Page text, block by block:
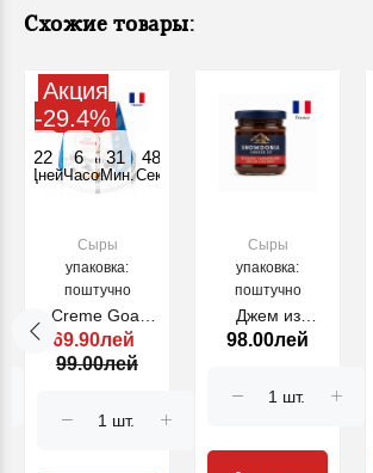
Схожие товары:
22
Дней
6
Часов
31
Мин.
48
Секунд
Акция
-29.4%
Сыры
упаковка:
поштучно
Creme Goat
Brebette Rians
150 g (27162)
69.90лей
99.00лей
Сыры
упаковка:
поштучно
Джем из
карамелизированного
98.00лей